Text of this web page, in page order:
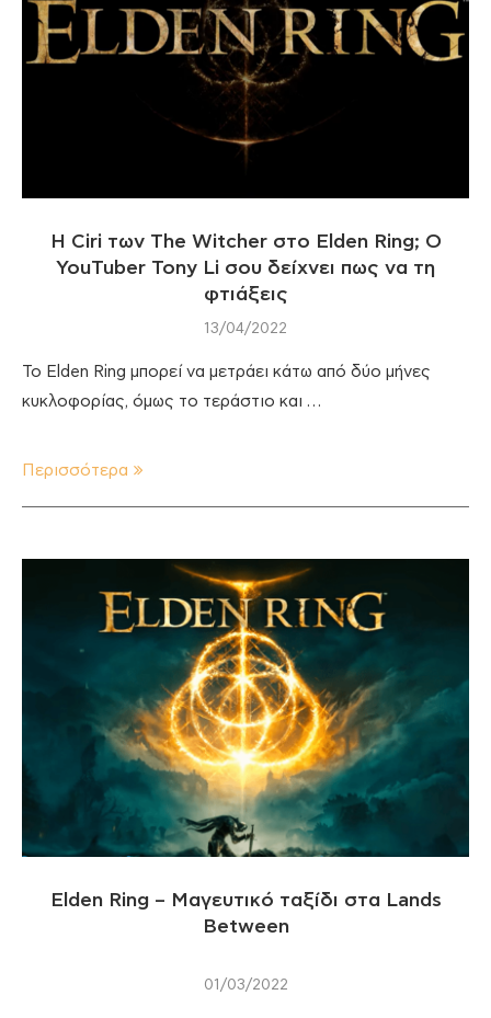
Η Ciri των The Witcher στο Elden Ring; O
YouTuber Tony Li σου δείχνει πως να τη
φτιάξεις
13/04/2022
Το Elden Ring μπορεί να μετράει κάτω από δύο μήνες
κυκλοφορίας, όμως το τεράστιο και …
Περισσότερα
Elden Ring – Μαγευτικό ταξίδι στα Lands
Between
01/03/2022